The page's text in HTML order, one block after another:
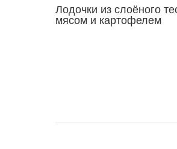
Лодочки из слоёного
мясом и картофелем